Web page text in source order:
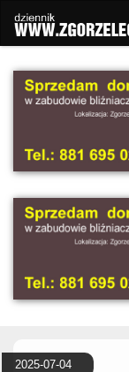
2025-07-04